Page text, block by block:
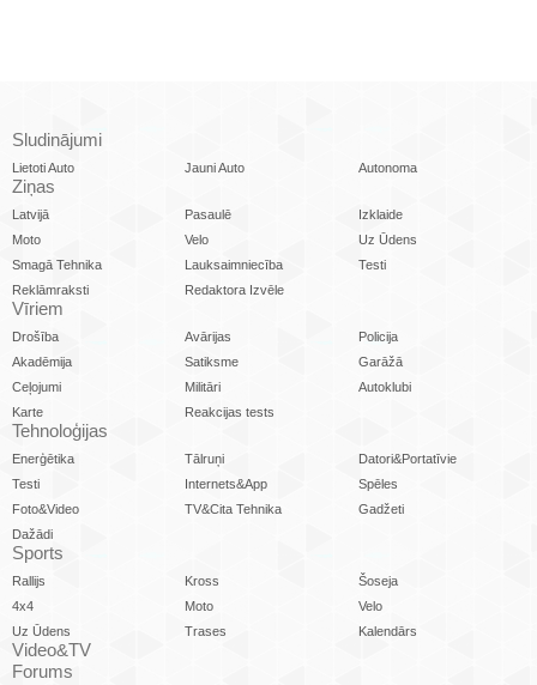
Sludinājumi
Lietoti Auto Jauni Auto Autonoma
Ziņas
Latvijā Pasaulē
Izklaide
Moto
Velo
Uz Ūdens
Smagā Tehnika
Lauksaimniecība
Testi
Reklāmraksti
Redaktora Izvēle
Vīriem
Drošība Avārijas
Policija
Akadēmija
Satiksme
Garāžā
Ceļojumi
Militāri
Autoklubi
Karte
Reakcijas tests
Tehnoloģijas
Enerģētika Tālruņi
Datori&Portatīvie
Testi
Internets&App
Spēles
Foto&Video
TV&Cita Tehnika
Gadžeti
Dažādi
Sports
Rallijs Kross
Šoseja
4x4
Moto
Velo
Uz Ūdens
Trases Kalendārs
Video&TV
Forums